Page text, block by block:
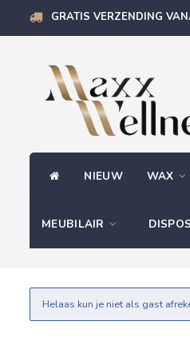
GRATIS VERZENDING
NIEUW WAX
MEUBILAIR
Helaas kun je niet als gast